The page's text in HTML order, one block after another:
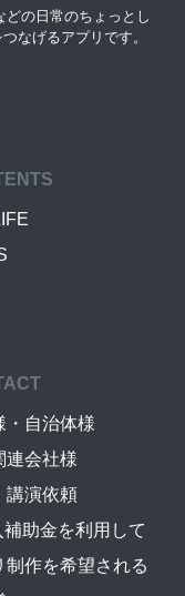
の日常のちょっとし
なげるアプリです。
・自治体様
連会社様
講演依頼
補助金を利用して
制作を希望される